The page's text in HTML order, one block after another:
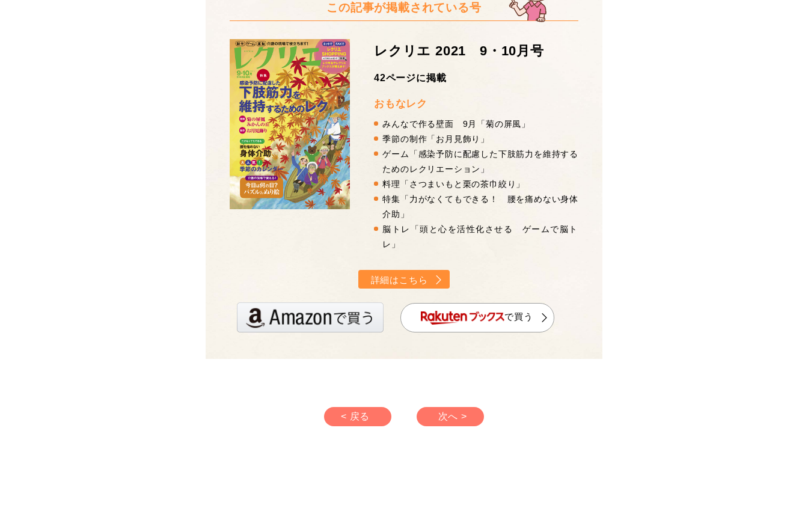
この記事が掲載されている号
レクリエ 2021 9・10月号
42ページに掲載
おもなレク
みんなで作る壁面 9月「菊の屏風」
季節の制作「お月見飾り」
ゲーム「感染予防に配慮した下肢筋力を維持する
ためのレクリエーション」
料理「さつまいもと栗の茶巾絞り」
特集「力がなくてもできる！ 腰を痛めない身体
介助」
脳トレ「頭と心を活性化させる ゲームで脳ト
レ」
詳細はこちら
で買う
< 戻る 次へ >